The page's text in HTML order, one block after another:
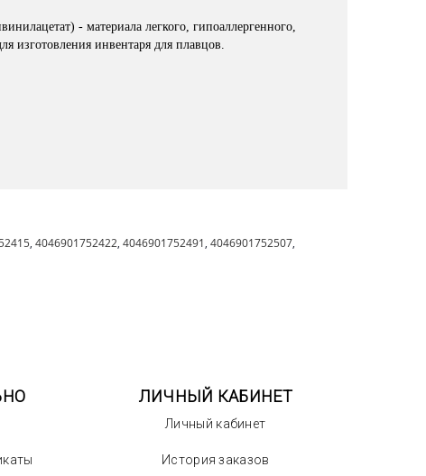
- материала легкого, гипоаллергенного,
изготовления инвентаря для плавцов.
, 4046901752422, 4046901752491, 4046901752507,
ЛИЧНЫЙ КАБИНЕТ
Личный кабинет
История заказов